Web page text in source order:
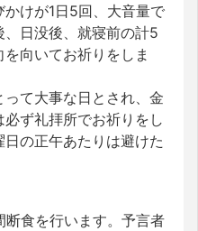
けが1日5回、大音量で
日没後、就寝前の計5
向いてお祈りをしま
て大事な日とされ、金
ず礼拝所でお祈りをし
の正午あたりは避けた
断食を行います。予言者